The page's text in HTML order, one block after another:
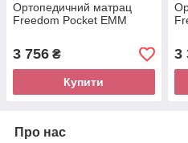
Ортопедичний матрац
Freedom Pocket ЕММ
3 756 ₴
Купити
3
Про нас